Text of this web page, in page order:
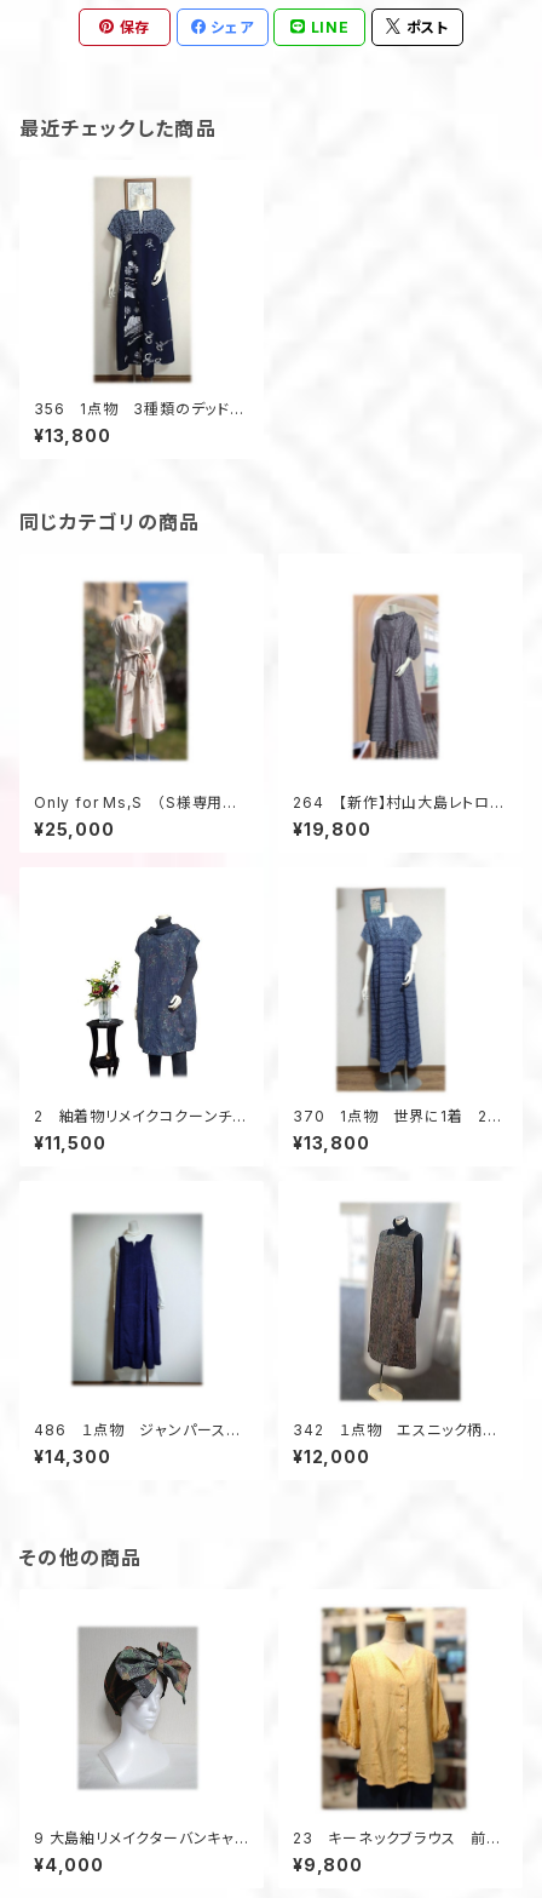
保存 シェア LINE ポスト
最近チェックした商品
356 1点物 3種類のデッドス
トック 面白い柄 テントライン
ワンピース キーネック 夏
¥13,800
同じカテゴリの商品
Only for Ms,S （S様専用ペ
ージの為、他のお客様はお買い
求め頂けません）
¥25,000
264 【新作】村山大島レトロな
衿のワンピース（紫・小花柄）
¥19,800
2 紬着物リメイクコクーンチュ
ニック（紺メランジ調／花柄）
¥11,500
370 1点物 世界に1着 2種
類の浴衣地リメイク 着ると可
愛い 幾何学柄 テントライン
¥13,800
486 １点物 ジャンパースカ
ート テントラインワンピース
紬着物リメイク 大きいサイ
¥14,300
342 １点物 エスニック柄
紬 Aラインワンピース ジャン
スカ オールシーズン 着物リ
¥12,000
その他の商品
9 大島紬リメイクターバンキャッ
プ（オリーブグリーン×マルチ）
¥4,000
23 キーネックブラウス 前開
きブラウス 着物アップサイク
ル オーバーブラウス 黄色
¥9,800